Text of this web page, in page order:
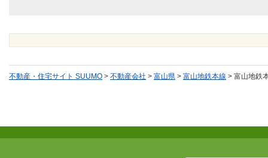
不動産・住宅サイト SUUMO > 不動産会社 > 富山県 > 富山地鉄本線 > 富山地鉄